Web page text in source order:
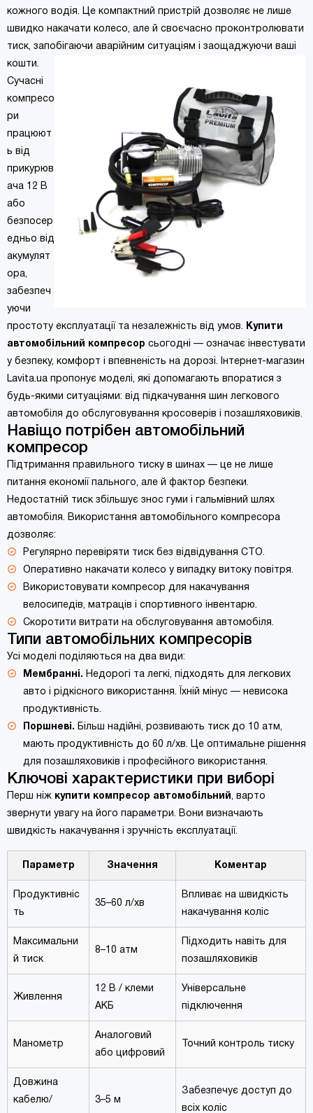
кожного водія. Це компактний пристрій дозволяє не лише
швидко накачати колесо, але й своєчасно проконтролювати
тиск, запобігаючи аварійним ситуаціям і заощаджуючи ваші
кошти.
Сучасні
компресо
ри
працюют
ь від
прикурюв
ача 12 В
або
безпосер
едньо від
акумулят
ора,
забезпеч
уючи
простоту експлуатації та незалежність від умов.
Купити
автомобільний компресор сьогодні — означає інвестувати
у безпеку, комфорт і впевненість на дорозі. Інтернет-магазин
Lavita.ua пропонує моделі, які допомагають впоратися з
будь-якими ситуаціями: від підкачування шин легкового
автомобіля до обслуговування кросоверів і позашляховиків.
Навіщо потрібен автомобільний
компресор
Підтримання правильного тиску в шинах — це не лише
питання економії пального, але й фактор безпеки.
Недостатній тиск збільшує знос гуми і гальмівний шлях
автомобіля. Використання автомобільного компресора
дозволяє:
Регулярно перевіряти тиск без відвідування СТО.
Оперативно накачати колесо у випадку витоку повітря.
Використовувати компресор для накачування
велосипедів, матраців і спортивного інвентарю.
Скоротити витрати на обслуговування автомобіля.
Типи автомобільних компресорів
Усі моделі поділяються на два види:
Мембранні. Недорогі та легкі, підходять для легкових
авто і рідкісного використання. Їхній мінус — невисока
продуктивність.
Поршневі. Більш надійні, розвивають тиск до 10 атм,
мають продуктивність до 60 л/хв. Це оптимальне рішення
для позашляховиків і професійного використання.
Ключові характеристики при виборі
Перш ніж купити компресор автомобільний, варто
звернути увагу на його параметри. Вони визначають
швидкість накачування і зручність експлуатації.
Параметр Значення Коментар
Продуктивніс
ть
35–60 л/хв
Впливає на швидкість
накачування коліс
Максимальни
й тиск
8–10 атм
Підходить навіть для
позашляховиків
Живлення
12 В / клеми
АКБ
Універсальне
підключення
Манометр
Аналоговий
або цифровий
Точний контроль тиску
Довжина
кабелю/
3–5 м
Забезпечує доступ до
всіх коліс